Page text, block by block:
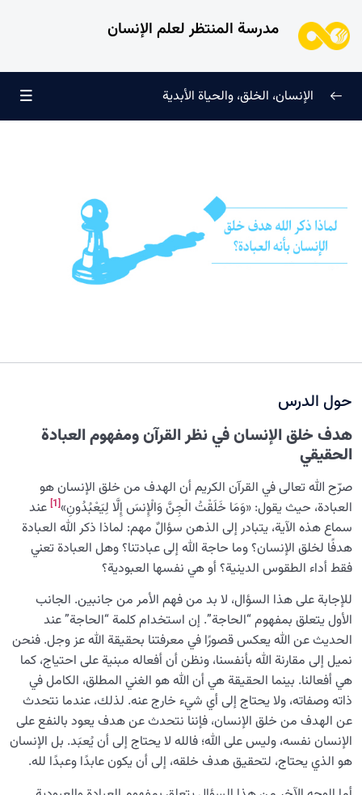
مدرسة المنتظر لعلم الإنسان
لماذا خُلقنا؟
ما هي نتيجة تحديد الأولويات؟ كيف نقترب من هدف الخلق؟
لماذا ذكر الله هدف خلق الإنسان بأنه العبادة؟
سرّ الفرح والسكينة الدائمة
العائلة السماوية للإنسان 0/13
هندسة النفس وتهذيب الروح
نضوج الطفل الغالي للروح 0/8
القضاء والقدر والاختيار 0/13
الابتلاء والامتحان في مسيرة الحياة 0/26
الشيطان… العدوّ المبين
الأمراض الخفية للروح 0/15
معرفة الجنة والنار 0/22
النظرة الأبدية والاستعداد للآخرة 0/14
من الخيال إلى سلامة القلب
الإنسان، الخلق، والحياة الأبدية
حول الدرس
هدف خلق الإنسان في نظر القرآن ومفهوم العبادة
الحقيقي
صرّح الله تعالى في القرآن الكريم أن الهدف من خلق الإنسان هو
العبادة، حيث يقول: «وَمَا خَلَقْتُ الْجِنَّ وَالْإِنسَ إِلَّا لِيَعْبُدُونِ»[1]
عند
سماع هذه الآية، يتبادر إلى الذهن سؤالٌ مهم: لماذا ذكر الله العبادة
هدفًا لخلق الإنسان؟ وما حاجة الله إلى عبادتنا؟ وهل العبادة تعني
فقط أداء الطقوس الدينية؟ أو هي نفسها العبودية؟
للإجابة على هذا السؤال، لا بد من فهم الأمر من جانبين. الجانب
الأول يتعلق بمفهوم “الحاجة”. إن استخدام كلمة “الحاجة” عند
الحديث عن الله يعكس قصورًا في معرفتنا بحقيقة الله عز وجل. فنحن
نميل إلى مقارنة الله بأنفسنا، ونظن أن أفعاله مبنية على احتياج، كما
هي أفعالنا. بينما الحقيقة هي أن الله هو الغني المطلق، الكامل في
ذاته وصفاته، ولا يحتاج إلى أي شيء خارج عنه. لذلك، عندما نتحدث
عن الهدف من خلق الإنسان، فإننا نتحدث عن هدف يعود بالنفع على
الإنسان نفسه، وليس على الله؛ فالله لا يحتاج إلى أن يُعبَد. بل الإنسان
هو الذي يحتاج، لتحقيق هدف خلقه، إلى أن يكون عابدًا وعبدًا لله.